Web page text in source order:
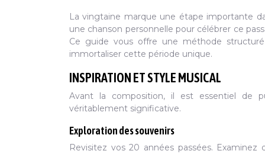
La vingtaine marque une étape importante
une chanson personnelle pour célébrer ce
Ce guide vous offre une méthode
immortaliser cette période unique.
INSPIRATION ET STYLE MUSICAL
Avant la composition, il est essentiel de
véritablement significative.
Exploration des souvenirs
Revisitez vos 20 années passées.